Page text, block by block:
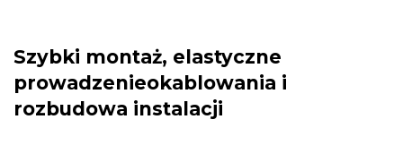
Szybki montaż, elastyczne
prowadzenieokablowania i
rozbudowa instalacji